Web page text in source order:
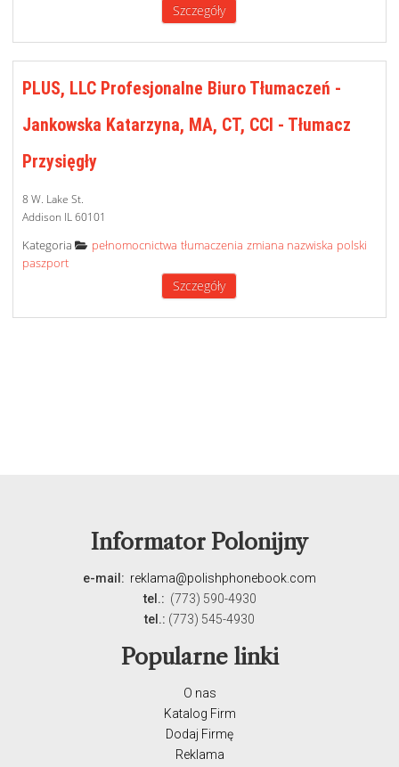
Szczegóły
PLUS, LLC Profesjonalne Biuro Tłumaczeń -
Jankowska Katarzyna, MA, CT, CCI - Tłumacz
Przysięgły
8 W. Lake St.
Addison IL 60101
Kategoria
Category
pełnomocnictwa tłumaczenia zmiana nazwiska polski
paszport
Szczegóły
Informator Polonijny
e-mail: reklama@polishphonebook.com
tel.: (773) 590-4930
tel.: (773) 545-4930
Popularne linki
O nas
Katalog Firm
Dodaj Firmę
Reklama